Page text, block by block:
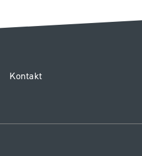
Service
Kontakt